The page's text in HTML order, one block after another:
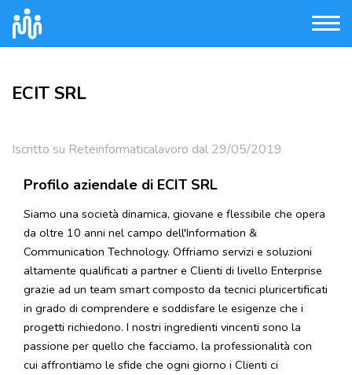
ECIT SRL
Iscritto su Reteinformaticalavoro dal 29/05/2019
Profilo aziendale di ECIT SRL
Siamo una società dinamica, giovane e flessibile che opera
da oltre 10 anni nel campo dell'Information &
Communication Technology. Offriamo servizi e soluzioni
altamente qualificati a partner e Clienti di livello Enterprise
grazie ad un team smart composto da tecnici pluricertificati
in grado di comprendere e soddisfare le esigenze che i
progetti richiedono. I nostri ingredienti vincenti sono la
passione per quello che facciamo, la professionalità con
cui affrontiamo le sfide che ogni giorno i Clienti ci